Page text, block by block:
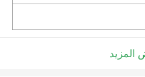
المزيد